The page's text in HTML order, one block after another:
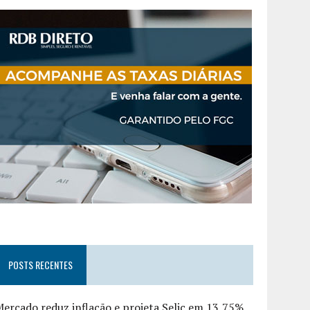
POSTS RECENTES
reduz inflação e projeta Selic em 13,75%